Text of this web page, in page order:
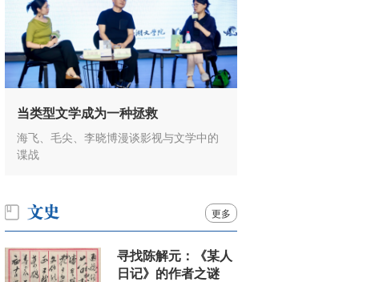
当类型文学成为一种拯救
海飞、毛尖、李晓博漫谈影视与文学中的
谍战
更多
寻找陈解元：《某人
日记》的作者之谜